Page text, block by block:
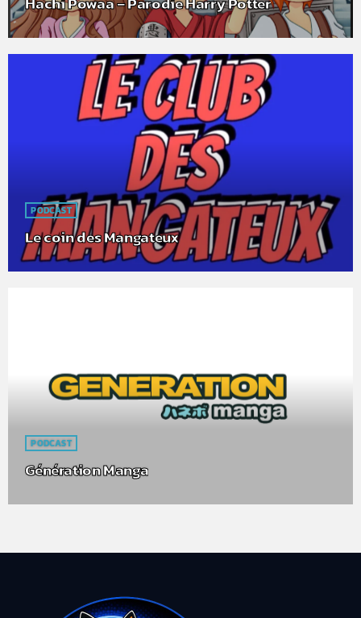
PODCAST
Le coin des Mangateux
PODCAST
Génération Manga